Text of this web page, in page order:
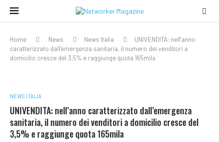
Home News News Italia
UNIVENDITA: nell’anno
caratterizzato dall’emergenza sanitaria, il numero dei venditori a
domicilio cresce del 3,5% e raggiunge quota 165mila
NEWS ITALIA
UNIVENDITA: nell’anno caratterizzato dall’emergenza
sanitaria, il numero dei venditori a domicilio cresce del
3,5% e raggiunge quota 165mila